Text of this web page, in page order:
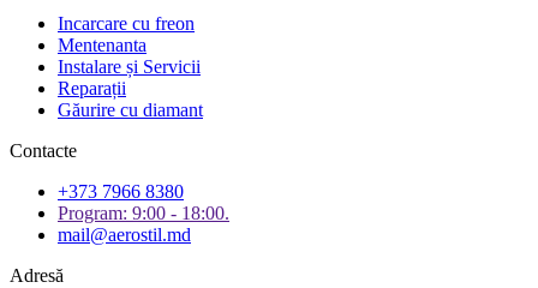
Incarcare cu freon
Mentenanta
Instalare și Servicii
Reparații
Găurire cu diamant
Contacte
+373 7966 8380
Program: 9:00 - 18:00.
mail@aerostil.md
Adresă